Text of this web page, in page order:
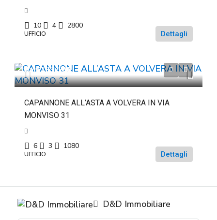
10 4 2800
UFFICIO Dettagli
da€193.500
CAPANNONE ALL’ASTA A VOLVERA IN VIA
MONVISO 31
6 3 1080
UFFICIO Dettagli
D&D Immobiliare